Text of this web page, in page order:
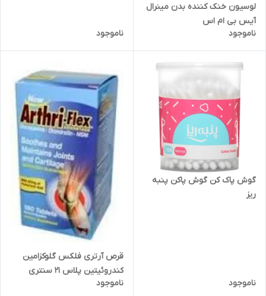
لوسیون خنک کننده بدن مینرال
آیس بی ام اس
ناموجود
ناموجود
گوش پاک کن گوش پاکن پنبه
ریز
ناموجود
قرص آرتری فلکس گلوکزامین
کندروئیتین پلاس 21 سنتری
ناموجود